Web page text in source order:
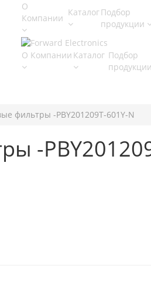
О
Компании
КаталогПодбор
продукции
О Компании Каталог Подбор
продукции
фильтры -PBY201209T-601Y-N
-